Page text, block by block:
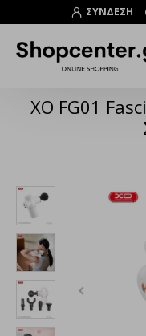
ΣΥΝΔΕΣΗ
XO FG01